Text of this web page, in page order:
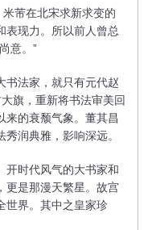
芾在北宋求新求变的
表现力。所以前人曾总
意。”
法家，就只有元代赵
旗，重新将书法审美回
来的衰颓气象。董其昌
润典雅，影响深远。
时代风气的大书家和
更是那漫天繁星。故宫
世界。其中之皇家珍